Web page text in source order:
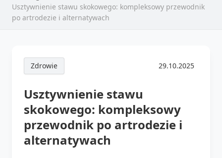
Usztywnienie stawu skokowego: kompleksowy przewodnik
po artrodezie i alternatywach
Zdrowie 29.10.2025
Usztywnienie stawu
skokowego: kompleksowy
przewodnik po artrodezie i
alternatywach